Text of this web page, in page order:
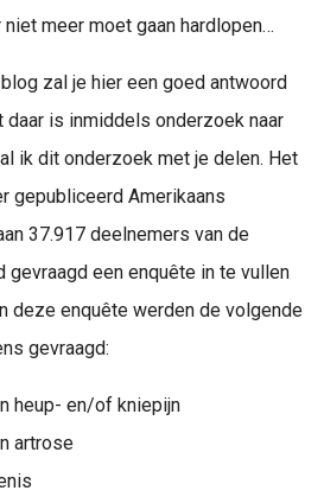
meer moet gaan hardlopen…
zal je hier een goed antwoord
daar is inmiddels onderzoek naar
ik dit onderzoek met je delen. Het
gepubliceerd Amerikaans
37.917 deelnemers van de
gevraagd een enquête in te vullen
deze enquête werden de volgende
gevraagd:
heup- en/of kniepijn
artrose